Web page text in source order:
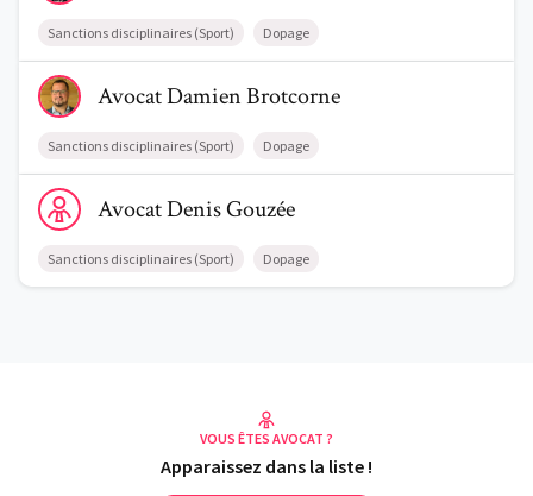
Sanctions disciplinaires (Sport) Dopage
Voir le profil de AvocatDamien Brotcorne
AvocatDamienBrotcorne
Sanctions disciplinaires (Sport) Dopage
Voir le profil de AvocatDenis Gouzée
AvocatDenisGouzée
Sanctions disciplinaires (Sport) Dopage
VOUS ÊTES AVOCAT ?
Apparaissez dans la liste !